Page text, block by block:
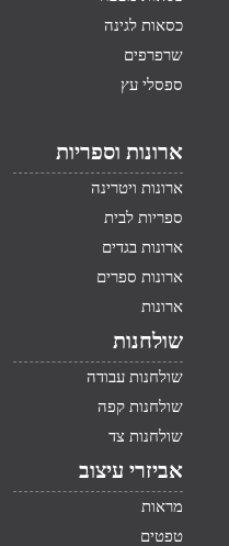
כסאות לגינה
שרפרפים
ספסלי עץ
ארונות וספריות
ארונות ויטרינה
ספריות לבית
ארונות בגדים
ארונות ספרים
ארונות
שולחנות
שולחנות עבודה
שולחנות קפה
שולחנות צד
אביזרי עיצוב
מראות
טפטים